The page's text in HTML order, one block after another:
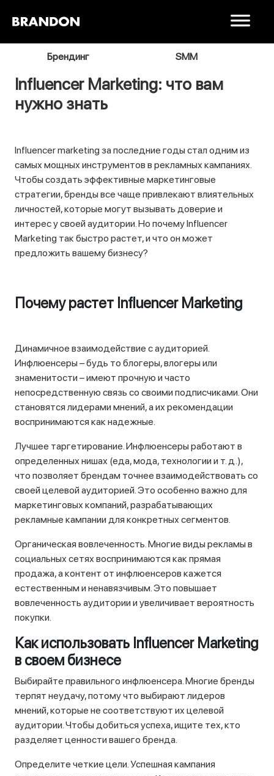
Брендинг SMM
Influencer Marketing: что вам
нужно знать
Influencer marketing за последние годы стал одним из
самых мощных инструментов в рекламных кампаниях.
Чтобы создать эффективные маркетинговые
стратегии, бренды все чаще привлекают влиятельных
личностей, которые могут вызывать доверие и
интерес у своей аудитории. Но почему Influencer
Marketing так быстро растет, и что он может
предложить вашему бизнесу?
Почему растет Influencer Marketing
Динамичное взаимодействие с аудиторией.
Инфлюенсеры – будь то блогеры, влогеры или
знаменитости – имеют прочную и часто
непосредственную связь со своими подписчиками. Они
становятся лидерами мнений, а их рекомендации
воспринимаются как надежные.
Лучшее таргетирование. Инфлюенсеры работают в
определенных нишах (еда, мода, технологии и т. д.),
что позволяет брендам точнее взаимодействовать со
своей целевой аудиторией. Это особенно важно для
маркетинговых компаний, разрабатывающих
рекламные кампании для конкретных сегментов.
Органическая вовлеченность. Многие виды рекламы в
социальных сетях воспринимаются как прямая
продажа, а контент от инфлюенсеров кажется
естественным и ненавязчивым. Это повышает
вовлеченность аудитории и увеличивает вероятность
покупки.
Как использовать Influencer Marketing
в своем бизнесе
Выбирайте правильного инфлюенсера. Многие бренды
терпят неудачу, потому что выбирают лидеров
мнений, которые не соответствуют их целевой
аудитории. Чтобы добиться успеха, ищите тех, кто
разделяет ценности вашего бренда.
Определите четкие цели. Успешная кампания